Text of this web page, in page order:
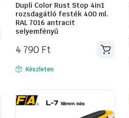
Dupli Color Rust Stop 4in1
rozsdagátló festék 400 ml.
RAL 7016 antracit
selyemfényű
4 790 Ft
Készleten